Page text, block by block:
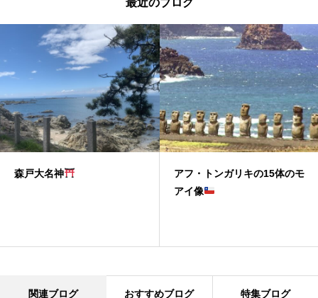
最近のブログ
森戸大名神
アフ・トンガリキの15体のモ
アイ像
関連ブログ おすすめブログ 特集ブログ